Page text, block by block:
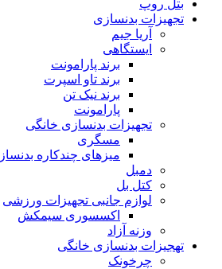
بتل روپ
تجهیزات بدنسازی
آریا جیم
ایستگاهی
برند پارامونت
برند تاو اسپرت
برند نیک تن
پارامونت
تجهیزات بدنسازی خانگی
مسگری
میزهای چندکاره
دمبل
کتل بل
لوازم جانبی تجهیزات ورزشی
اکسسوری سیمکش
وزنه آزاد
تهجیزات بدنسازی خانگی
چرخونک